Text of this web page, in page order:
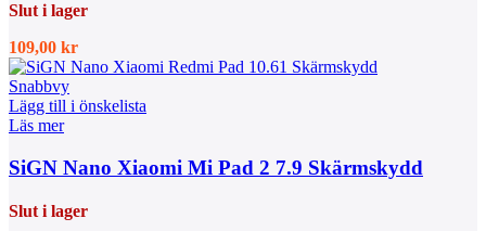
Slut i lager
109,00 kr
Snabbvy
Lägg till i önskelista
Läs mer
SiGN Nano Xiaomi Mi Pad 2 7.9 Skärmskydd
Slut i lager